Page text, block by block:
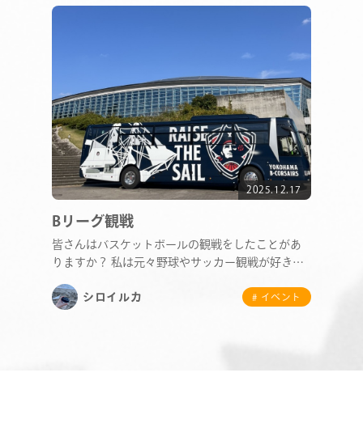
COMPANY
SERVICE
STAFF BLOG
2025.12.17
Bリーグ観戦
皆さんはバスケットボールの観戦をしたことがあ
りますか？ 私は元々野球やサッカー観戦が好きな
シロイルカ
# イベント